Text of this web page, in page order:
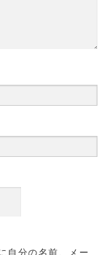
自分の名前、メー